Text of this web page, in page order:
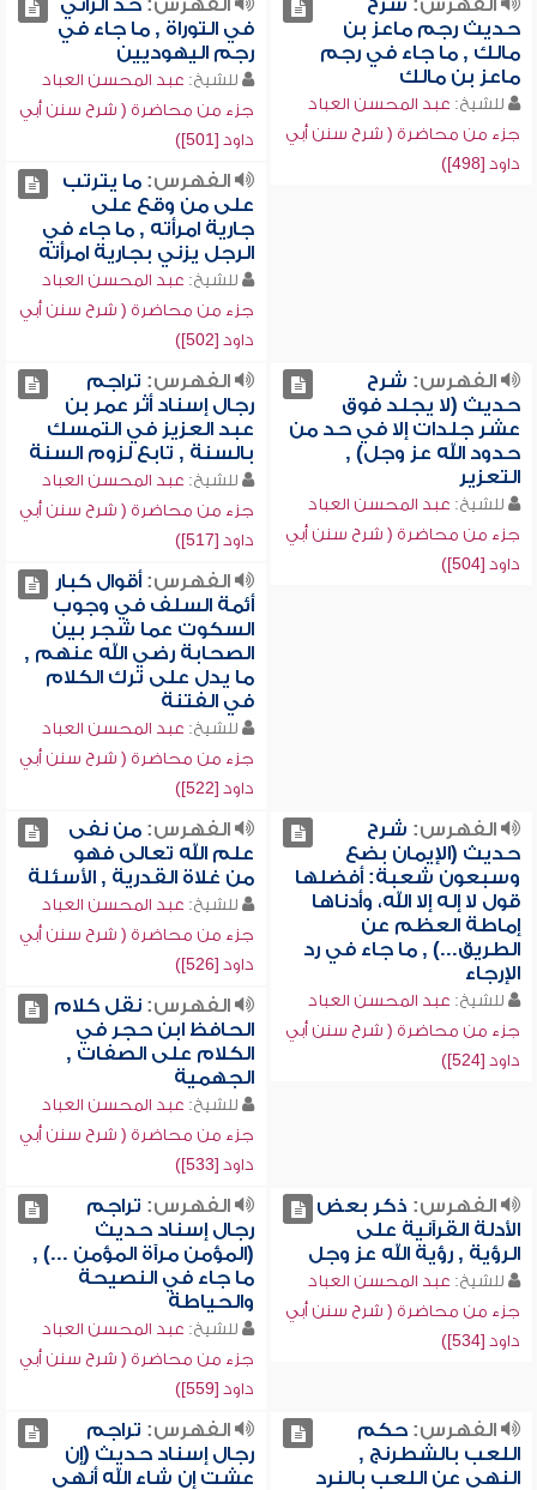
الفهرس: شرح
حديث رجم ماعز بن
مالك , ما جاء في رجم
ماعز بن مالك
للشيخ: عبد المحسن العباد
جزء من محاضرة ( شرح سنن أبي
داود [498])
الفهرس:حد الزاني
في التوراة , ما جاء في
رجم اليهوديين
للشيخ: عبد المحسن العباد
جزء من محاضرة ( شرح سنن أبي
داود [501])
الفهرس:ما يترتب
على من وقع على
جارية امرأته , ما جاء في
الرجل يزني بجارية امرأته
للشيخ: عبد المحسن العباد
جزء من محاضرة ( شرح سنن أبي
داود [502])
الفهرس: شرح
حديث (لا يجلد فوق
عشر جلدات إلا في حد من
حدود الله عز وجل) ,
التعزير
للشيخ: عبد المحسن العباد
جزء من محاضرة ( شرح سنن أبي
داود [504])
الفهرس: تراجم
رجال إسناد أثر عمر بن
عبد العزيز في التمسك
بالسنة , تابع لزوم السنة
للشيخ: عبد المحسن العباد
جزء من محاضرة ( شرح سنن أبي
داود [517])
الفهرس:أقوال كبار
أئمة السلف في وجوب
السكوت عما شجر بين
الصحابة رضي الله عنهم ,
ما يدل على ترك الكلام
في الفتنة
للشيخ: عبد المحسن العباد
جزء من محاضرة ( شرح سنن أبي
داود [522])
الفهرس: شرح
حديث (الإيمان بضع
وسبعون شعبة: أفضلها
قول لا إله إلا الله، وأدناها
إماطة العظم عن
الطريق...) , ما جاء في رد
الإرجاء
للشيخ: عبد المحسن العباد
جزء من محاضرة ( شرح سنن أبي
داود [524])
الفهرس:من نفى
علم الله تعالى فهو
من غلاة القدرية , الأسئلة
للشيخ: عبد المحسن العباد
جزء من محاضرة ( شرح سنن أبي
داود [526])
الفهرس:نقل كلام
الحافظ ابن حجر في
الكلام على الصفات ,
الجهمية
للشيخ: عبد المحسن العباد
جزء من محاضرة ( شرح سنن أبي
داود [533])
الفهرس: ذكر بعض
الأدلة القرآنية على
الرؤية , رؤية الله عز وجل
للشيخ: عبد المحسن العباد
جزء من محاضرة ( شرح سنن أبي
داود [534])
الفهرس: تراجم
رجال إسناد حديث
(المؤمن مرآة المؤمن ...) ,
ما جاء في النصيحة
والحياطة
للشيخ: عبد المحسن العباد
جزء من محاضرة ( شرح سنن أبي
داود [559])
الفهرس:حكم
اللعب بالشطرنج ,
النهي عن اللعب بالنرد
الفهرس: تراجم
رجال إسناد حديث (إن
عشت إن شاء الله أنهى